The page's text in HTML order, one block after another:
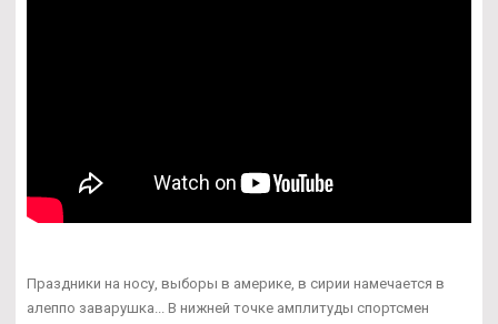
Праздники на носу, выборы в америке, в сирии намечается в
алеппо заварушка... В нижней точке амплитуды спортсмен